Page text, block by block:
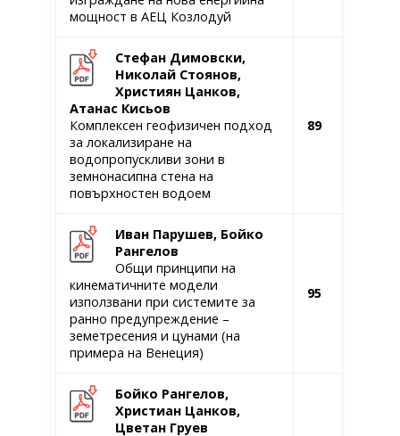
мощност в АЕЦ Козлодуй
Стефан Димовски,
Николай Стоянов,
Християн Цанков,
Атанас Кисьов
Комплексен геофизичен подход
за локализиране на
водопропускливи зони в
земнонасипна стена на
повърхностен водоем
89
Иван Парушев, Бойко
Рангелов
Общи принципи на
кинематичните модели
използвани при системите за
ранно предупреждение –
земетресения и цунами (на
примера на Венеция)
95
Бойко Рангелов,
Христиан Цанков,
Цветан Груев